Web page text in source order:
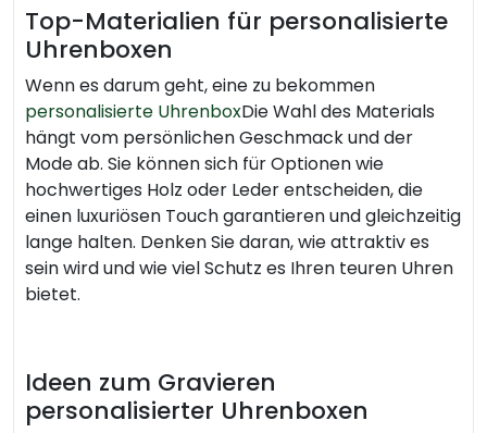
Top-Materialien für personalisierte
Uhrenboxen
Wenn es darum geht, eine zu bekommen
personalisierte UhrenboxDie Wahl des Materials
hängt vom persönlichen Geschmack und der
Mode ab. Sie können sich für Optionen wie
hochwertiges Holz oder Leder entscheiden, die
einen luxuriösen Touch garantieren und gleichzeitig
lange halten. Denken Sie daran, wie attraktiv es
sein wird und wie viel Schutz es Ihren teuren Uhren
bietet.
Ideen zum Gravieren
personalisierter Uhrenboxen